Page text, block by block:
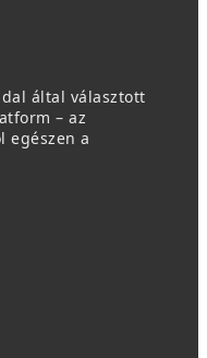
által választott
– az
egészen a